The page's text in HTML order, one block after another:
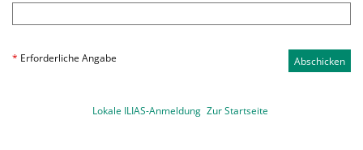
* Erforderliche Angabe Abschicken
Lokale ILIAS-Anmeldung Zur Startseite